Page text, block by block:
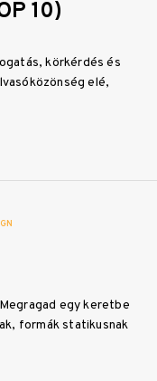
10)
körkérdés és
elé,
egy keretbe
formák statikusnak